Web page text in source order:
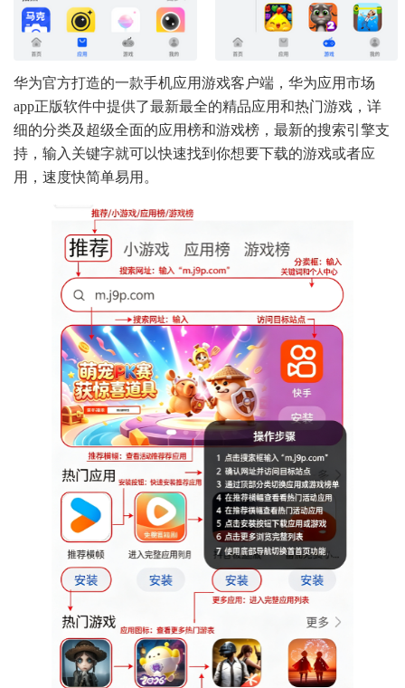
华为官方打造的一款手机应用游戏客户端，华为应用市场
app正版软件中提供了最新最全的精品应用和热门游戏，详
细的分类及超级全面的应用榜和游戏榜，最新的搜索引擎支
持，输入关键字就可以快速找到你想要下载的游戏或者应
用，速度快简单易用。